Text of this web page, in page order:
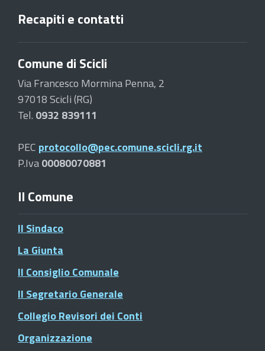
Recapiti e contatti
Comune di Scicli
Via Francesco Mormina Penna, 2
97018 Scicli (RG)
Tel. 0932 839111
PEC protocollo@pec.comune.scicli.rg.it
P.Iva00080070881
Il Comune
Il Sindaco
La Giunta
Il Consiglio Comunale
Il Segretario Generale
Collegio Revisori dei Conti
Organizzazione